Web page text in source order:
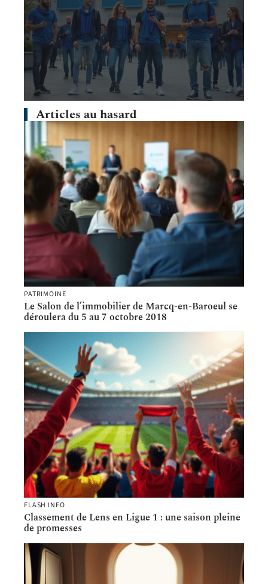
Articles au hasard
PATRIMOINE
Le Salon de l’immobilier de Marcq-en-Baroeul se
déroulera du 5 au 7 octobre 2018
FLASH INFO
Classement de Lens en Ligue 1 : une saison pleine
de promesses